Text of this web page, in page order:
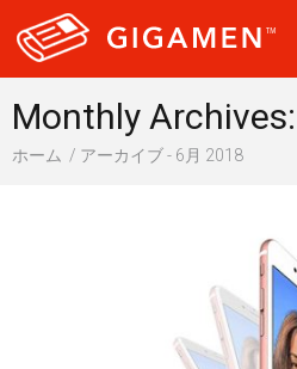
Monthly
ホーム アーカイブ - 6月 2018